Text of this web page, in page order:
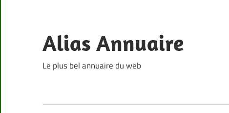
content
Alias Annuaire
Le plus bel annuaire du web